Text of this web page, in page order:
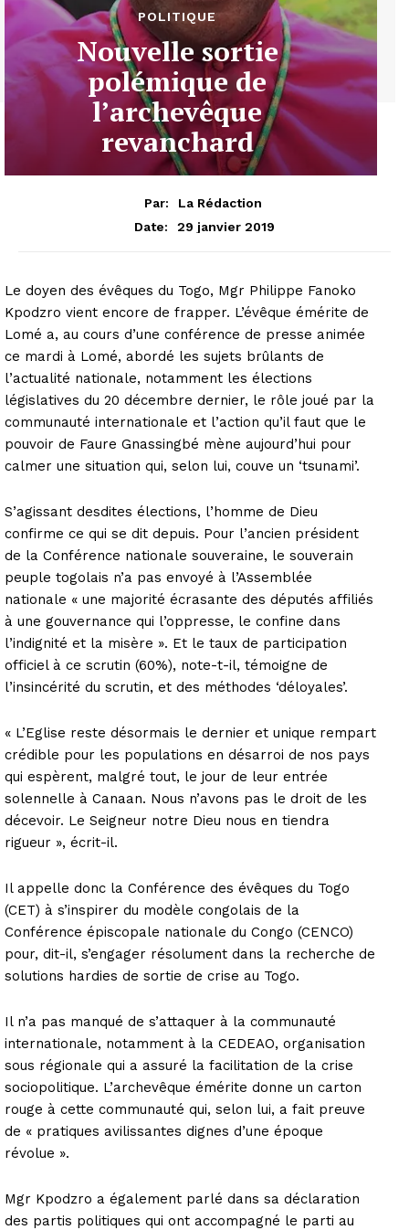
POLITIQUE
Nouvelle sortie
polémique de
l’archevêque
revanchard
Par:
La Rédaction
Date:
29 janvier 2019
Le doyen des évêques du Togo, Mgr Philippe Fanoko
Kpodzro vient encore de frapper. L’évêque émérite de
Lomé a, au cours d’une conférence de presse animée
ce mardi à Lomé, abordé les sujets brûlants de
l’actualité nationale, notamment les élections
législatives du 20 décembre dernier, le rôle joué par la
communauté internationale et l’action qu’il faut que le
pouvoir de Faure Gnassingbé mène aujourd’hui pour
calmer une situation qui, selon lui, couve un ‘tsunami’.
S’agissant desdites élections, l’homme de Dieu
confirme ce qui se dit depuis. Pour l’ancien président
de la Conférence nationale souveraine, le souverain
peuple togolais n’a pas envoyé à l’Assemblée
nationale « une majorité écrasante des députés affiliés
à une gouvernance qui l’oppresse, le confine dans
l’indignité et la misère ». Et le taux de participation
officiel à ce scrutin (60%), note-t-il, témoigne de
l’insincérité du scrutin, et des méthodes ‘déloyales’.
« L’Eglise reste désormais le dernier et unique rempart
crédible pour les populations en désarroi de nos pays
qui espèrent, malgré tout, le jour de leur entrée
solennelle à Canaan. Nous n’avons pas le droit de les
décevoir. Le Seigneur notre Dieu nous en tiendra
rigueur », écrit-il.
Il appelle donc la Conférence des évêques du Togo
(CET) à s’inspirer du modèle congolais de la
Conférence épiscopale nationale du Congo (CENCO)
pour, dit-il, s’engager résolument dans la recherche de
solutions hardies de sortie de crise au Togo.
Il n’a pas manqué de s’attaquer à la communauté
internationale, notamment à la CEDEAO, organisation
sous régionale qui a assuré la facilitation de la crise
sociopolitique. L’archevêque émérite donne un carton
rouge à cette communauté qui, selon lui, a fait preuve
de « pratiques avilissantes dignes d’une époque
révolue ».
Mgr Kpodzro a également parlé dans sa déclaration
des partis politiques qui ont accompagné le parti au